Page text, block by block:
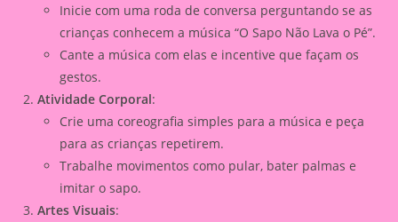
Inicie com uma roda de conversa perguntando se as
crianças conhecem a música “O Sapo Não Lava o Pé”.
Cante a música com elas e incentive que façam os
gestos.
Atividade Corporal:
Crie uma coreografia simples para a música e peça
para as crianças repetirem.
Trabalhe movimentos como pular, bater palmas e
imitar o sapo.
Artes Visuais: